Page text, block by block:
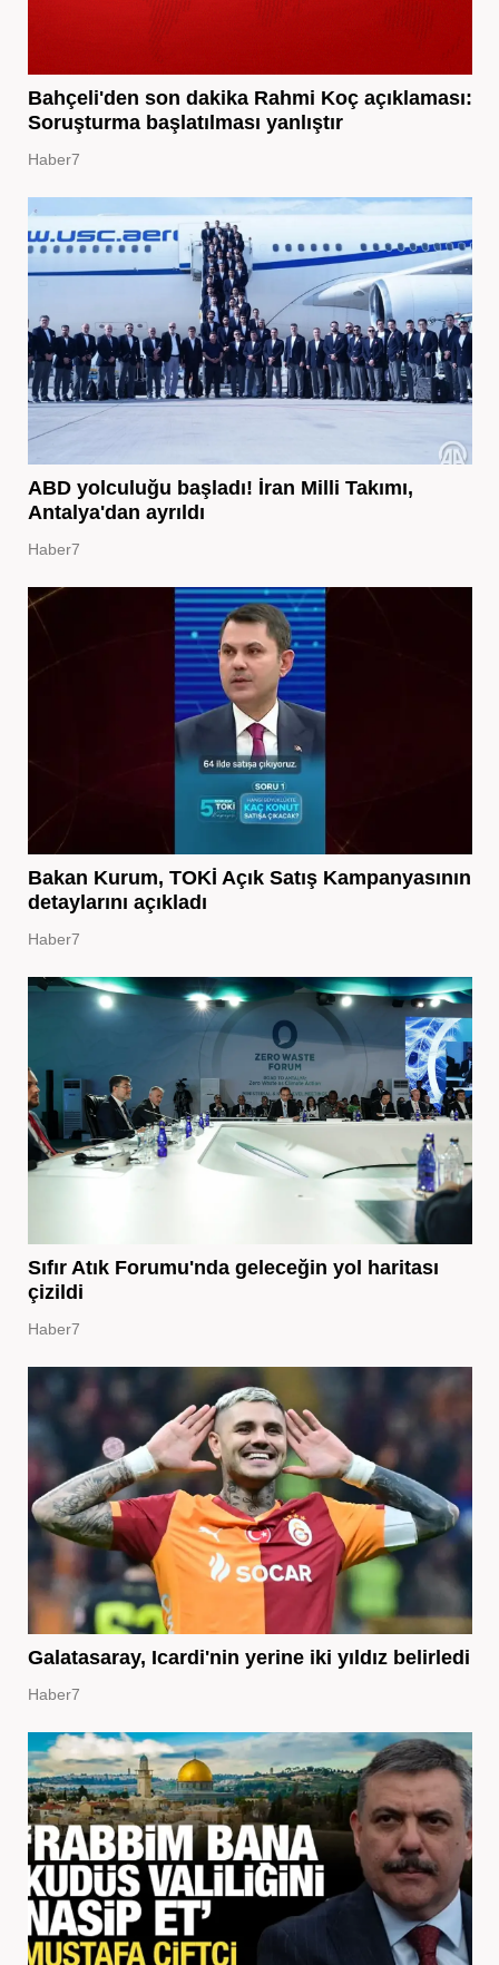
Bahçeli'den son dakika Rahmi Koç açıklaması:
Soruşturma başlatılması yanlıştır
Haber7
ABD yolculuğu başladı! İran Milli Takımı,
Antalya'dan ayrıldı
Haber7
Bakan Kurum, TOKİ Açık Satış Kampanyasının
detaylarını açıkladı
Haber7
Sıfır Atık Forumu'nda geleceğin yol haritası
çizildi
Haber7
Galatasaray, Icardi'nin yerine iki yıldız belirledi
Haber7